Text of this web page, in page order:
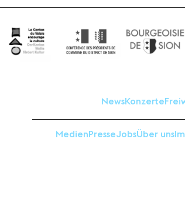
NewsKonzerte
Medien PresseJobsÜber uns